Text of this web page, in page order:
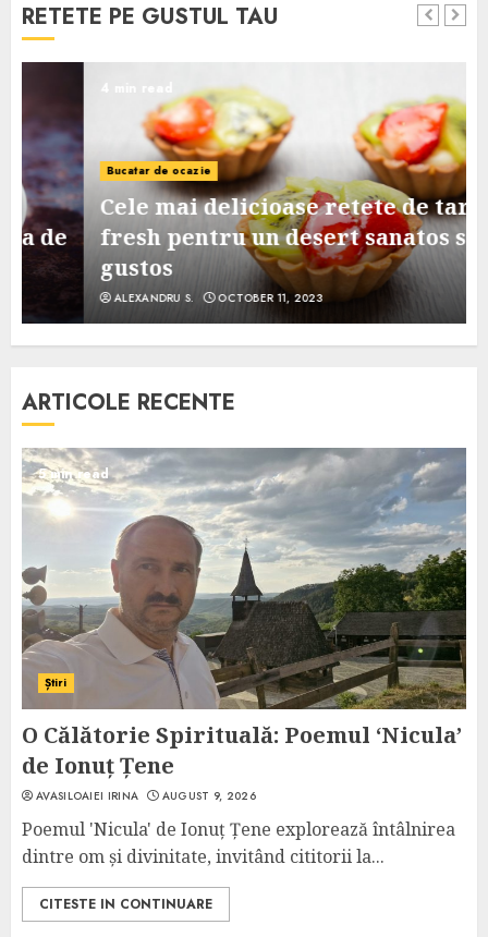
RETETE PE GUSTUL TAU
4 min read
Bucatar de ocazie
Cele mai delicioase retete de tarte
fresh pentru un desert sanatos si
gustos
ALEXANDRU S. OCTOBER 11, 2023
ARTICOLE RECENTE
5 min read
Știri
O Călătorie Spirituală: Poemul ‘Nicula’
de Ionuț Țene
AVASILOAIEI IRINA AUGUST 9, 2026
Poemul 'Nicula' de Ionuț Țene explorează întâlnirea
dintre om și divinitate, invitând cititorii la...
CITESTE IN CONTINUARE